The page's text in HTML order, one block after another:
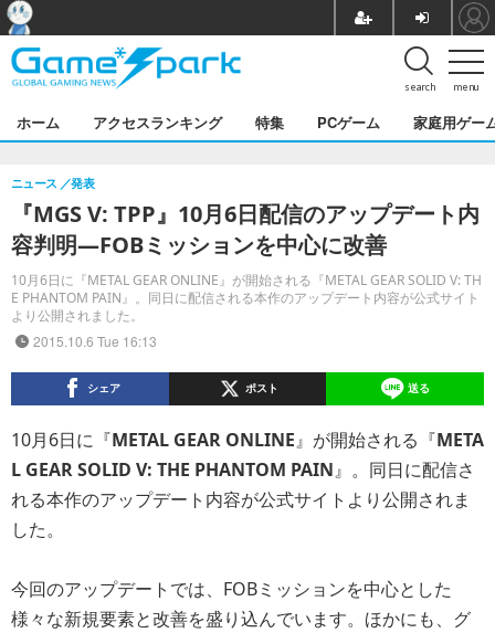
menu
search
ホーム アクセスランキング 特集 PCゲーム 家庭用ゲー
『MGS V: TPP』10月6日配信のアップデート内
容判明―FOBミッションを中心に改善
10月6日に『METAL GEAR ONLINE』が開始される『METAL GEAR SOLID V: TH
E PHANTOM PAIN』。同日に配信される本作のアップデート内容が公式サイト
より公開されました。
ニュース 発表
2015.10.6 Tue 16:13
シェア ポスト 送る
10月6日に『METAL GEAR ONLINE』が開始される『META
L GEAR SOLID V: THE PHANTOM PAIN』。同日に配信さ
れる本作のアップデート内容が公式サイトより公開されま
した。
今回のアップデートでは、FOBミッションを中心とした
様々な新規要素と改善を盛り込んでいます。ほかにも、グ